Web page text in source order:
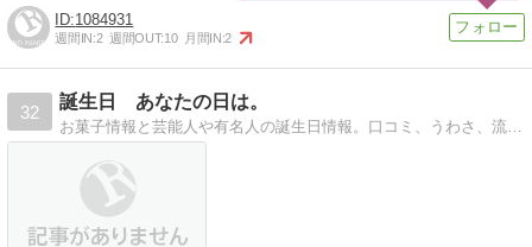
1084931
週間IN:2 週間OUT:10 月間IN:2
32
誕生日 あなたの日は。
お菓子情報と芸能人や有名人の誕生日情報。口コミ、うわさ、流行、話題の人達はいるのかな・・